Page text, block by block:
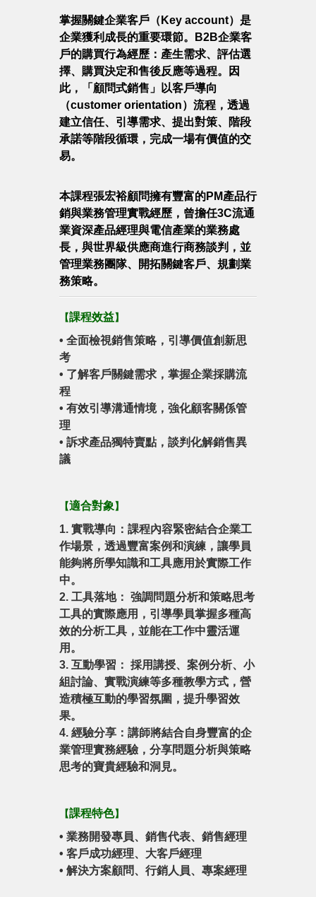
掌握關鍵企業客戶（Key account）是
企業獲利成長的重要環節。B2B企業客
戶的購買行為經歷：產生需求、評估選
擇、購買決定和售後反應等過程。因
此，「顧問式銷售」以客戶導向
（customer orientation）流程，透過
建立信任、引導需求、提出對策、階段
承諾等階段循環，完成一場有價值的交
易。
本課程張宏裕顧問擁有豐富的PM產品行
銷與業務管理實戰經歷，曾擔任3C流通
業資深產品經理與電信產業的業務處
長，與世界級供應商進行商務談判，並
管理業務團隊、開拓關鍵客戶、規劃業
務策略。
【課程效益】
• 全面檢視銷售策略，引導價值創新思
考
• 了解客戶關鍵需求，掌握企業採購流
程
• 有效引導溝通情境，強化顧客關係管
理
• 訴求產品獨特賣點，談判化解銷售異
議
【適合對象】
1. 實戰導向：課程內容緊密結合企業工
作場景，透過豐富案例和演練，讓學員
能夠將所學知識和工具應用於實際工作
中。
2. 工具落地： 強調問題分析和策略思考
工具的實際應用，引導學員掌握多種高
效的分析工具，並能在工作中靈活運
用。
3. 互動學習： 採用講授、案例分析、小
組討論、實戰演練等多種教學方式，營
造積極互動的學習氛圍，提升學習效
果。
4. 經驗分享：講師將結合自身豐富的企
業管理實務經驗，分享問題分析與策略
思考的寶貴經驗和洞見。
【課程特色】
• 業務開發專員、銷售代表、銷售經理
• 客戶成功經理、大客戶經理
• 解決方案顧問、行銷人員、專案經理